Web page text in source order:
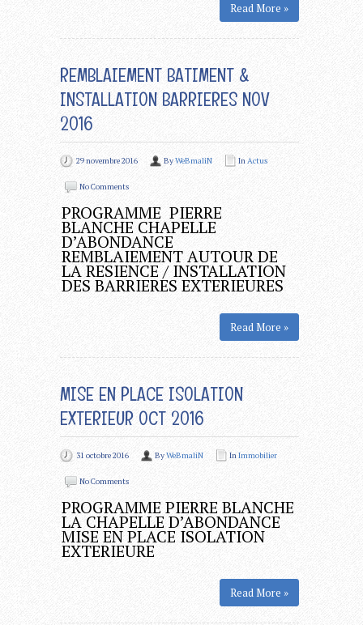
Read More »
REMBLAIEMENT BATIMENT &
INSTALLATION BARRIERES NOV
2016
29 novembre 2016 ByWeBmaliN InActus
No Comments
PROGRAMME PIERRE
BLANCHE CHAPELLE
D’ABONDANCE
REMBLAIEMENT AUTOUR DE
LA RESIENCE / INSTALLATION
DES BARRIERES EXTERIEURES
Read More »
MISE EN PLACE ISOLATION
EXTERIEUR OCT 2016
31 octobre 2016 ByWeBmaliN InImmobilier
No Comments
PROGRAMME PIERRE BLANCHE
LA CHAPELLE D’ABONDANCE
MISE EN PLACE ISOLATION
EXTERIEURE
Read More »